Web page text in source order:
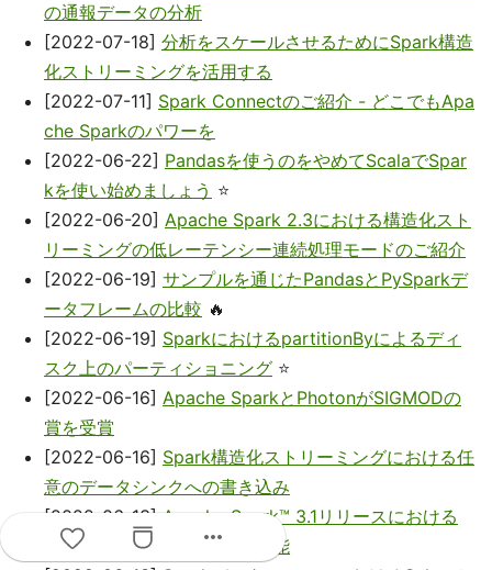
の通報データの分析
[2022-07-18] 分析をスケールさせるためにSpark構造
化ストリーミングを活用する
[2022-07-11] Spark Connectのご紹介 - どこでもApa
che Sparkのパワーを
[2022-06-22] Pandasを使うのをやめてScalaでSpar
kを使い始めましょう ⭐
[2022-06-20] Apache Spark 2.3における構造化スト
リーミングの低レーテンシー連続処理モードのご紹介
[2022-06-19] サンプルを通じたPandasとPySparkデ
ータフレームの比較 🔥
[2022-06-19] SparkにおけるpartitionByによるディ
スク上のパーティショニング ⭐
[2022-06-16] Apache SparkとPhotonがSIGMODの
賞を受賞
[2022-06-16] Spark構造化ストリーミングにおける任
意のデータシンクへの書き込み
[2022-06-13] Apache Spark™ 3.1リリースにおける
構造化ストリーミングの新機能
more_horiz